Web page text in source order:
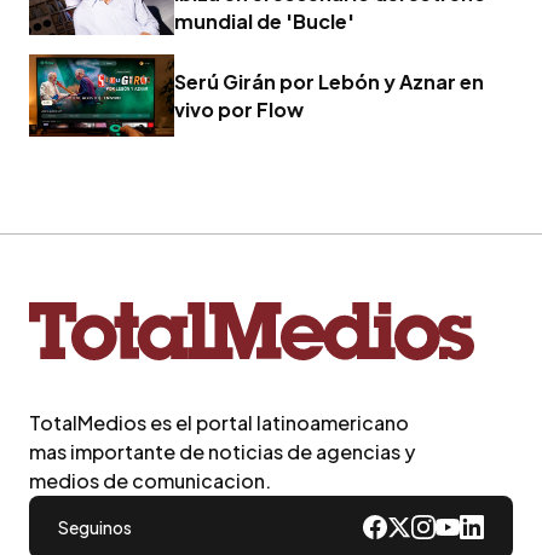
mundial de 'Bucle'
Serú Girán por Lebón y Aznar en
vivo por Flow
TotalMedios es el portal latinoamericano
mas importante de noticias de agencias y
medios de comunicacion.
Seguinos